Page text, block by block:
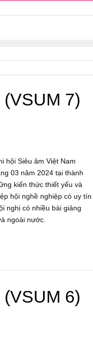
7)
hội Siêu âm Việt Nam
03 năm 2024 tại thành
kiến thức thiết yếu và
hội nghề nghiệp có uy tín
nghị có nhiều bài giảng
ngoài nước.
6)